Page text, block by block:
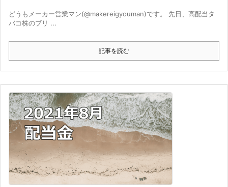
どうもメーカー営業マン(@makereigyouman)です。 先日、高配当タ
バコ株のブリ ...
記事を読む